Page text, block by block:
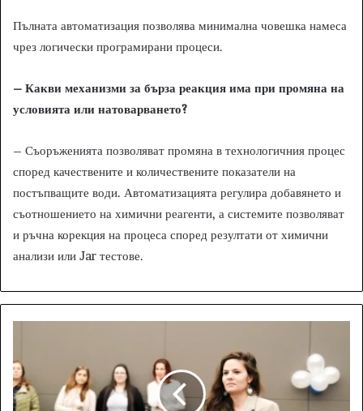
Пълната автоматизация позволява минимална човешка намеса
чрез логически програмирани процеси.
– Какви механизми за бърза реакция има при промяна на
условията или натоварването?
– Съоръженията позволяват промяна в технологичния процес
според качествените и количествените показатели на
постъпващите води. Автоматизацията регулира добавянето и
съотношението на химични реагенти, а системите позволяват
и ръчна корекция на процеса според резултати от химични
анализи или Jar тестове.